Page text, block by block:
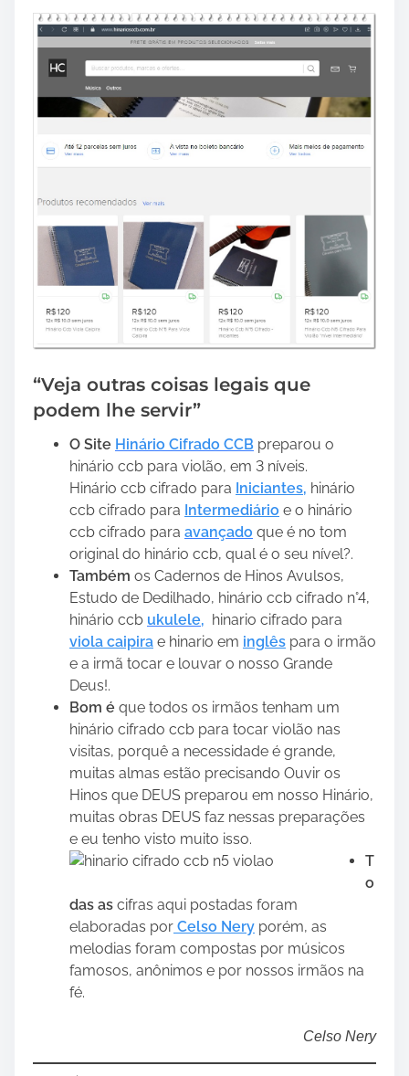
“Veja outras coisas legais que
podem lhe servir”
O Site Hinário Cifrado CCB preparou o
hinário ccb para violão, em 3 níveis.
Hinário ccb cifrado para Iniciantes, hinário
ccb cifrado para Intermediário e o hinário
ccb cifrado para avançado que é no tom
original do hinário ccb, qual é o seu nível?.
Também os Cadernos de Hinos Avulsos,
Estudo de Dedilhado, hinário ccb cifrado n°4,
hinário ccb ukulele, hinario cifrado para
viola caipira e hinario em inglês para o irmão
e a irmã tocar e louvar o nosso Grande
Deus!.
Bom é que todos os irmãos tenham um
hinário cifrado ccb para tocar violão nas
visitas, porquê a necessidade é grande,
muitas almas estão precisando Ouvir os
Hinos que DEUS preparou em nosso Hinário,
muitas obras DEUS faz nessas preparações
e eu tenho visto muito isso.
T
o
das as cifras aqui postadas foram
elaboradas por Celso Nery porém, as
melodias foram compostas por músicos
famosos, anônimos e por nossos irmãos na
fé.
Celso Nery